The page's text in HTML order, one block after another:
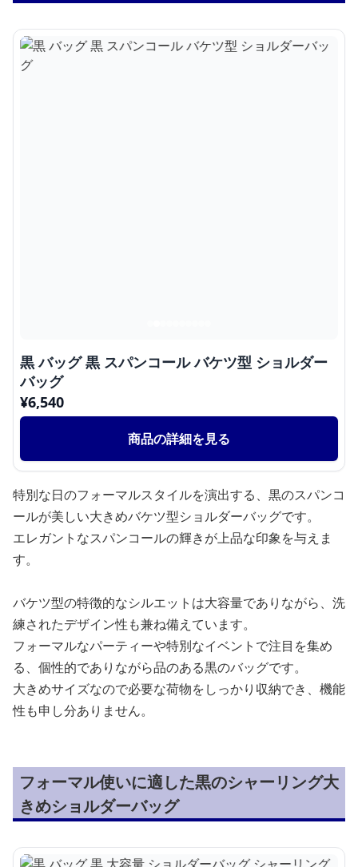
黒 バッグ 黒 スパンコール バケツ型 ショルダー
バッグ
¥6,540
商品の詳細を見る
特別な日のフォーマルスタイルを演出する、黒のスパンコ
ールが美しい大きめバケツ型ショルダーバッグです。
エレガントなスパンコールの輝きが上品な印象を与えま
す。
バケツ型の特徴的なシルエットは大容量でありながら、洗
練されたデザイン性も兼ね備えています。
フォーマルなパーティーや特別なイベントで注目を集め
る、個性的でありながら品のある黒のバッグです。
大きめサイズなので必要な荷物をしっかり収納でき、機能
性も申し分ありません。
フォーマル使いに適した黒のシャーリング大
きめショルダーバッグ